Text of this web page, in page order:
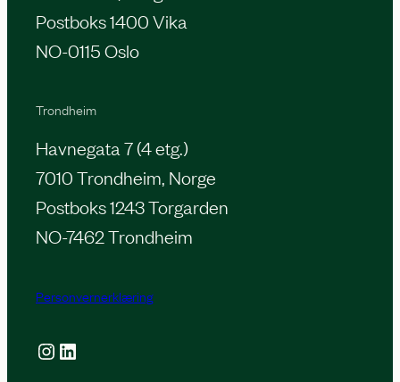
Postboks 1400 Vika
NO-0115 Oslo
Trondheim
Havnegata 7 (4 etg.)
7010 Trondheim, Norge
Postboks 1243 Torgarden
NO-7462 Trondheim
Personvernerklæring
Instagram LinkedIn